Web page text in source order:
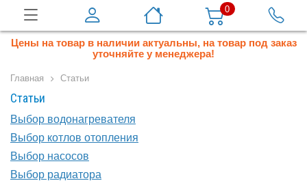
0
Цены на товар в наличии актуальны, на товар под заказ
уточняйте у менеджера!
Главная Статьи
Статьи
Выбор водонагревателя
Выбор котлов отопления
Выбор насосов
Выбор радиатора